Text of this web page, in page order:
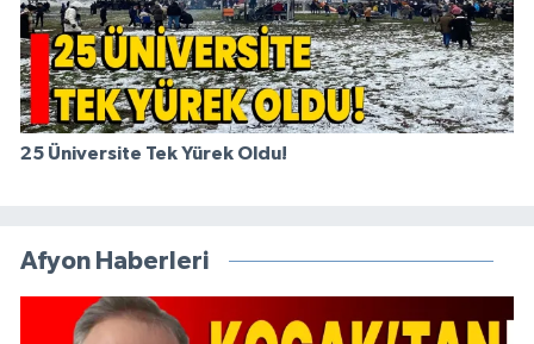
25 Üniversite Tek Yürek Oldu!
Afyon Haberleri